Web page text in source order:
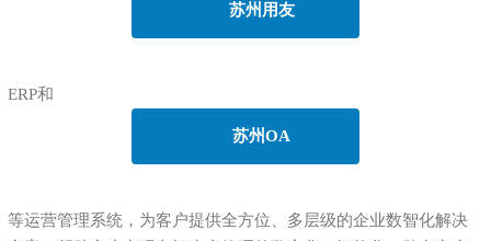
苏州用友
ERP和
苏州OA
等运营管理系统，为客户提供全方位、多层级的企业数智化解决